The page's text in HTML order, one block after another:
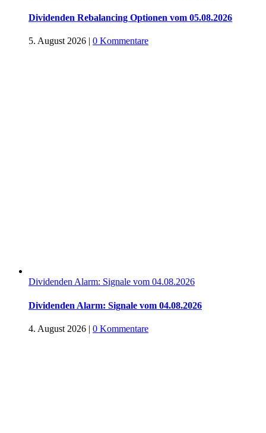
Dividenden Rebalancing Optionen vom 05.08.2026
5. August 2026 | 0 Kommentare
Dividenden Alarm: Signale vom 04.08.2026
Dividenden Alarm: Signale vom 04.08.2026
4. August 2026 | 0 Kommentare